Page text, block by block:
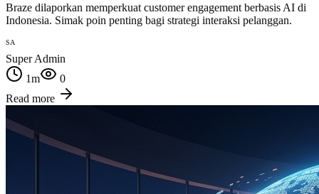
Braze dilaporkan memperkuat customer engagement berbasis AI di
Indonesia. Simak poin penting bagi strategi interaksi pelanggan.
SA
Super Admin
1m
0
Read more